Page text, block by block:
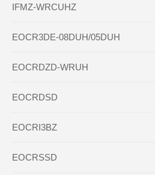
IFMZ-WRCUHZ
EOCR3DE-08DUH/05DUH
EOCRDZD-WRUH
EOCRDSD
EOCRI3BZ
EOCRSSD